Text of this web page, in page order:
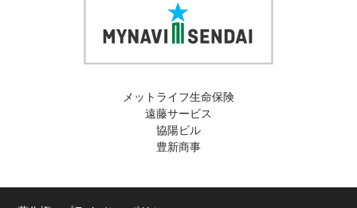
メットライフ生命保険
遠藤サービス
協陽ビル
豊新商事